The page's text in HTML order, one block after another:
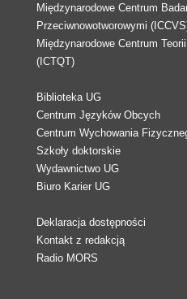
Międzynarodowe Centrum
Przeciwnowotworowymi
Międzynarodowe Centrum
(ICTQT)
Biblioteka UG
Centrum Języków Obcych
Centrum Wychowania
Szkoły doktorskie
Wydawnictwo UG
Biuro Karier UG
Deklaracja dostępności
Kontakt z redakcją
Radio MORS